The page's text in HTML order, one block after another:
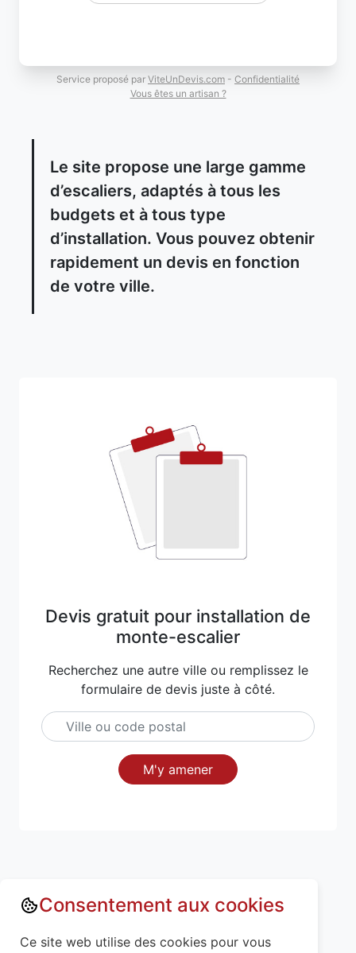
Service proposé par ViteUnDevis.com - Confidentialité
Vous êtes un artisan ?
Le site propose une large gamme
d’escaliers, adaptés à tous les
budgets et à tous type
d’installation. Vous pouvez obtenir
rapidement un devis en fonction
de votre ville.
Devis gratuit pour installation de
monte-escalier
Recherchez une autre ville ou remplissez le
formulaire de devis juste à côté.
M'y amener
Annuaire : Monte escalier
Mayenne (53)
Consentement aux cookies
Ce site web utilise des cookies pour vous